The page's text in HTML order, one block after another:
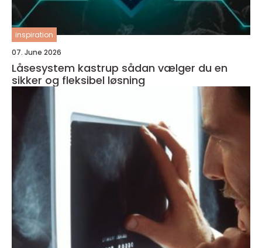
inspiration
07. June 2026
Låsesystem kastrup sådan vælger du en
sikker og fleksibel løsning